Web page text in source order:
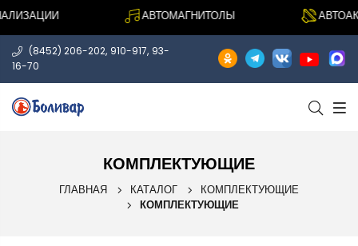
АВТОМАГНИТОЛЫ
(8452) 206-202, 910-917, 93-
16-70
КОМПЛЕКТУЮЩИЕ
ГЛАВНАЯ КАТАЛОГ
КОМПЛЕКТУЮЩИЕ
КОМПЛЕКТУЮЩИЕ